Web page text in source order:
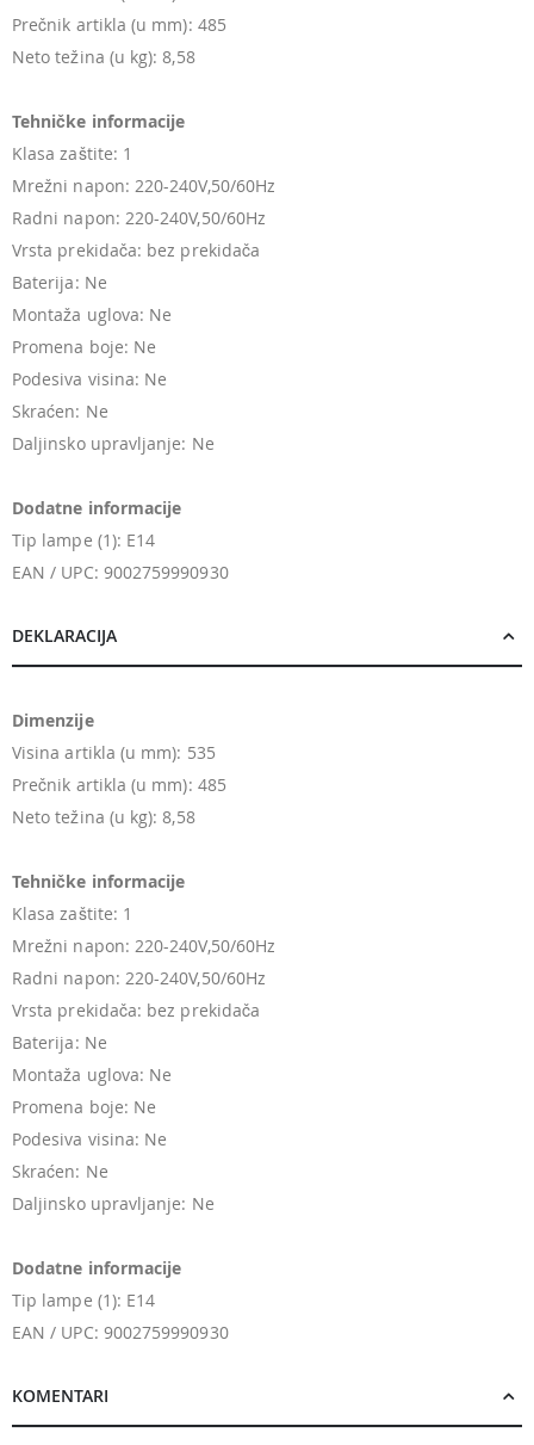
Prečnik artikla (u mm): 485
Neto težina (u kg): 8,58
Tehničke informacije
Klasa zaštite: 1
Mrežni napon: 220-240V,50/60Hz
Radni napon: 220-240V,50/60Hz
Vrsta prekidača: bez prekidača
Baterija: Ne
Montaža uglova: Ne
Promena boje: Ne
Podesiva visina: Ne
Skraćen: Ne
Daljinsko upravljanje: Ne
Dodatne informacije
Tip lampe (1): E14
EAN / UPC: 9002759990930
DEKLARACIJA
Dimenzije
Visina artikla (u mm): 535
Prečnik artikla (u mm): 485
Neto težina (u kg): 8,58
Tehničke informacije
Klasa zaštite: 1
Mrežni napon: 220-240V,50/60Hz
Radni napon: 220-240V,50/60Hz
Vrsta prekidača: bez prekidača
Baterija: Ne
Montaža uglova: Ne
Promena boje: Ne
Podesiva visina: Ne
Skraćen: Ne
Daljinsko upravljanje: Ne
Dodatne informacije
Tip lampe (1): E14
EAN / UPC: 9002759990930
KOMENTARI